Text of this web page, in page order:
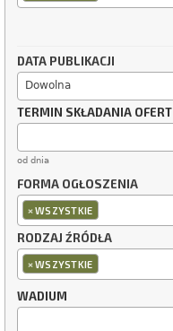
DATA PUBLIKACJI
Dowolna
TERMIN SKŁADANIA OFERT
od dnia
FORMA OGŁOSZENIA
×WSZYSTKIE
RODZAJ ŹRÓDŁA
×WSZYSTKIE
WADIUM